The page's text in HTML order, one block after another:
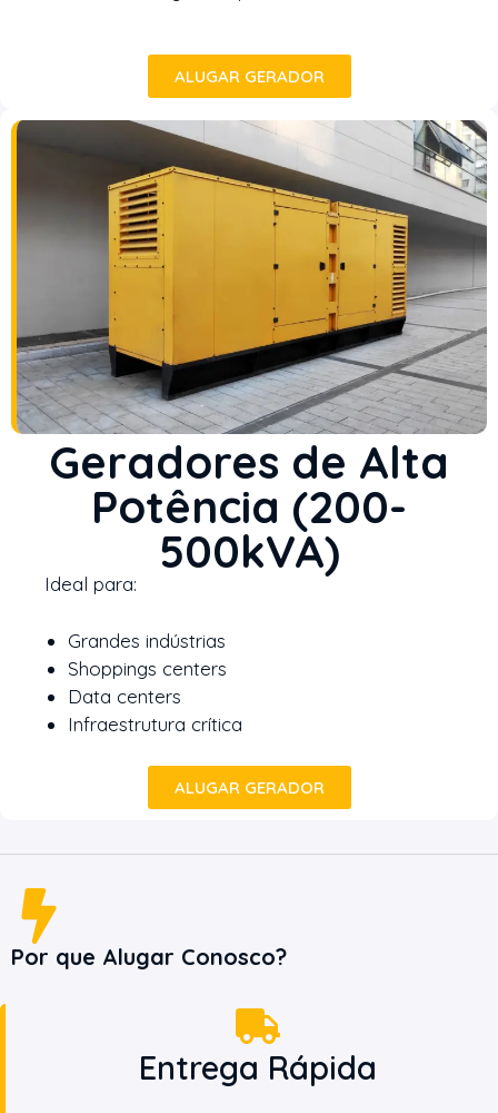
ALUGAR GERADOR
Geradores de Alta
Potência (200-
500kVA)
Ideal para:
Grandes indústrias
Shoppings centers
Data centers
Infraestrutura crítica
ALUGAR GERADOR
Por que Alugar Conosco?
Entrega Rápida